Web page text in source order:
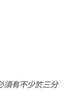
須有不少於三分